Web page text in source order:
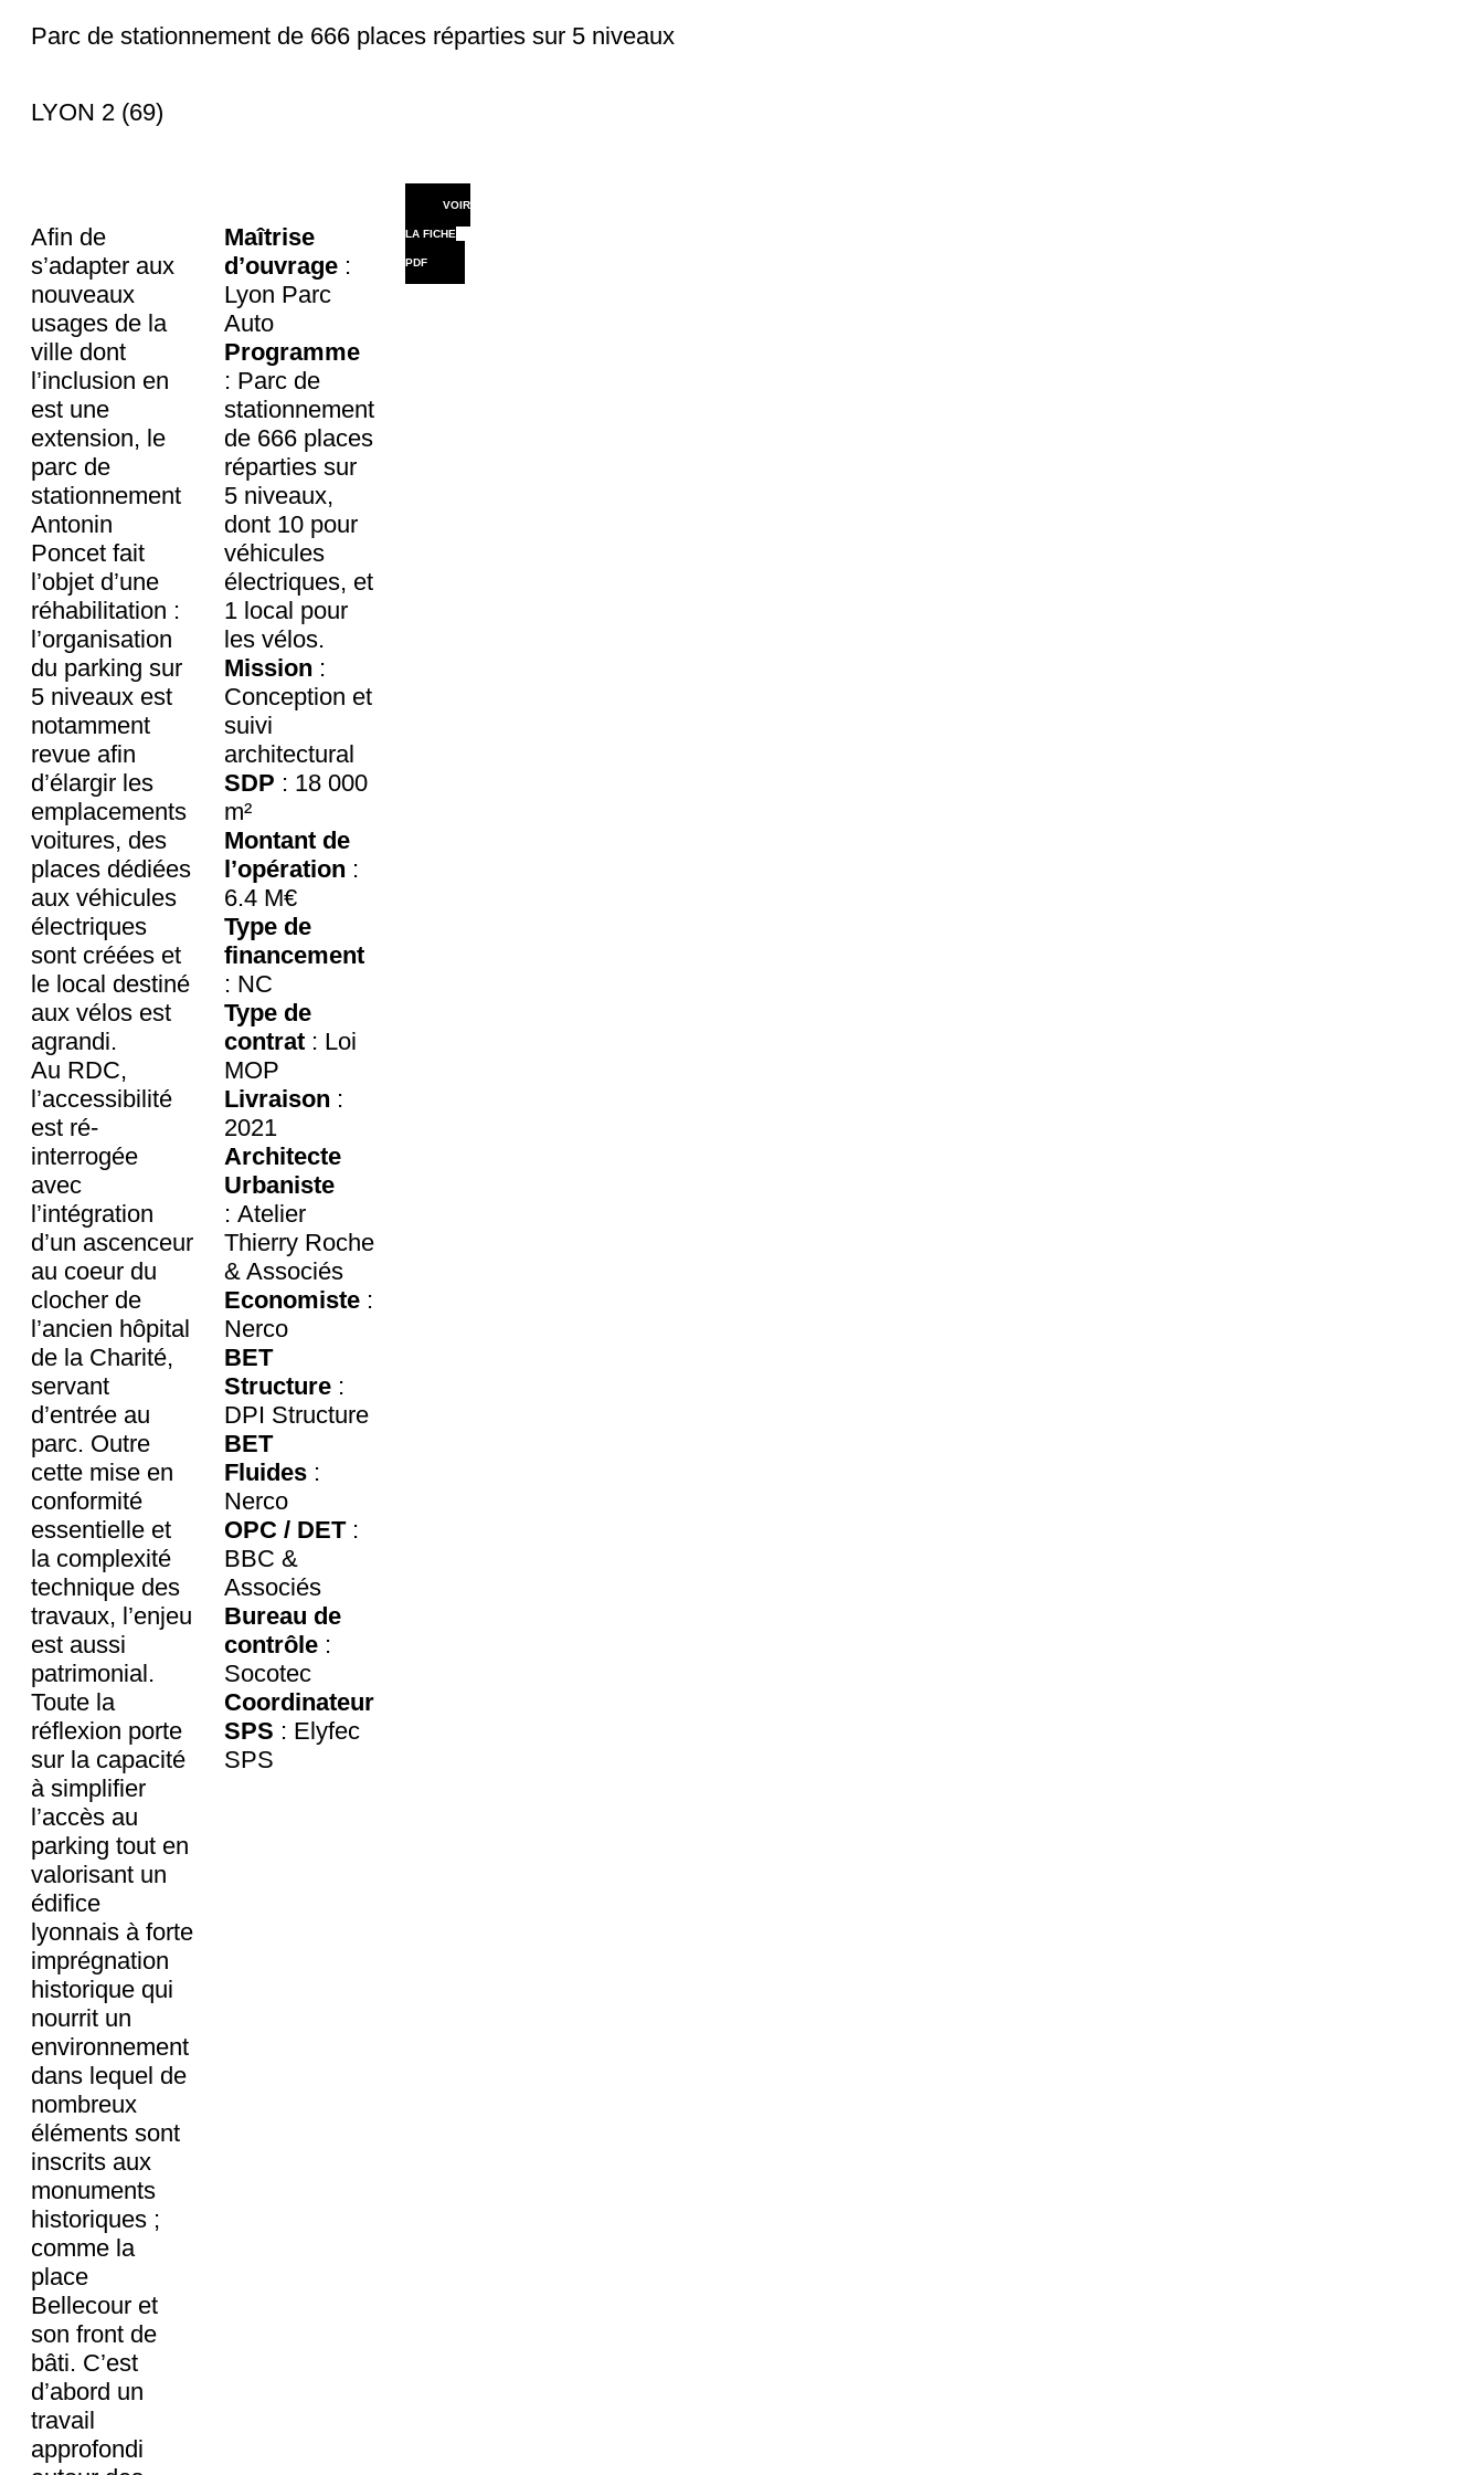
Parc de stationnement de 666 places réparties sur 5 niveaux
LYON 2 (69)
Afin de
s’adapter aux
nouveaux
usages de la
ville dont
l’inclusion en
est une
extension, le
parc de
stationnement
Antonin
Poncet fait
l’objet d’une
réhabilitation :
l’organisation
du parking sur
5 niveaux est
notamment
revue afin
d’élargir les
emplacements
voitures, des
places dédiées
aux véhicules
électriques
sont créées et
le local destiné
aux vélos est
agrandi.
Au RDC,
l’accessibilité
est ré-
interrogée
avec
l’intégration
d’un ascenceur
au coeur du
clocher de
l’ancien hôpital
de la Charité,
servant
d’entrée au
parc. Outre
cette mise en
conformité
essentielle et
la complexité
technique des
travaux, l’enjeu
est aussi
patrimonial.
Toute la
réflexion porte
sur la capacité
à simplifier
l’accès au
parking tout en
valorisant un
édifice
lyonnais à forte
imprégnation
historique qui
nourrit un
environnement
dans lequel de
nombreux
éléments sont
inscrits aux
monuments
historiques ;
comme la
place
Bellecour et
son front de
bâti. C’est
d’abord un
travail
approfondi
Maîtrise
d’ouvrage :
Lyon Parc
Auto
Programme
: Parc de
stationnement
de 666 places
réparties sur
5 niveaux,
dont 10 pour
véhicules
électriques, et
1 local pour
les vélos.
Mission :
Conception et
suivi
architectural
SDP : 18 000
m²
Montant de
l’opération :
6.4 M€
Type de
financement
: NC
Type de
contrat : Loi
MOP
Livraison :
2021
Architecte
Urbaniste
: Atelier
Thierry Roche
& Associés
Economiste :
Nerco
BET
Structure :
DPI Structure
BET
Fluides :
Nerco
OPC / DET:
BBC &
Associés
Bureau de
contrôle :
Socotec
Coordinateur
SPS : Elyfec
SPS
VOIR
LA FICHE
PDF